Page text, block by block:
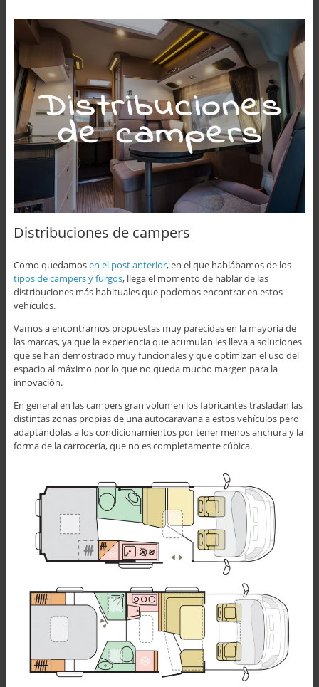
Distribuciones de campers
Como quedamosen el post anterior, en el que hablábamos de los
tipos de campers y furgos, llega el momento de hablar de las
distribuciones más habituales que podemos encontrar en estos
vehículos.
Vamos a encontrarnos propuestas muy parecidas en la mayoría de
las marcas, ya que la experiencia que acumulan les lleva a soluciones
que se han demostrado muy funcionales y que optimizan el uso del
espacio al máximo por lo que no queda mucho margen para la
innovación.
En general en las campers gran volumen los fabricantes trasladan las
distintas zonas propias de una autocaravana a estos vehículos pero
adaptándolas a los condicionamientos por tener menos anchura y la
forma de la carrocería, que no es completamente cúbica.